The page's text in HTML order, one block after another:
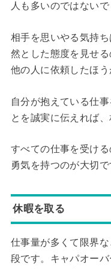
人も多いのではないで
相手を思いやる気持
然とした態度を見せ
他の人に依頼したほう
自分が抱えている仕
とを誠実に伝えれば
すべての仕事を受け
勇気を持つのが大切で
休暇を取る
仕事量が多くて限界
段です。キャパオー